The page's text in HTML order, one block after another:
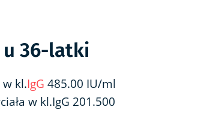
36-latki
kl.IgG 485.00 IU/ml
w kl.IgG 201.500